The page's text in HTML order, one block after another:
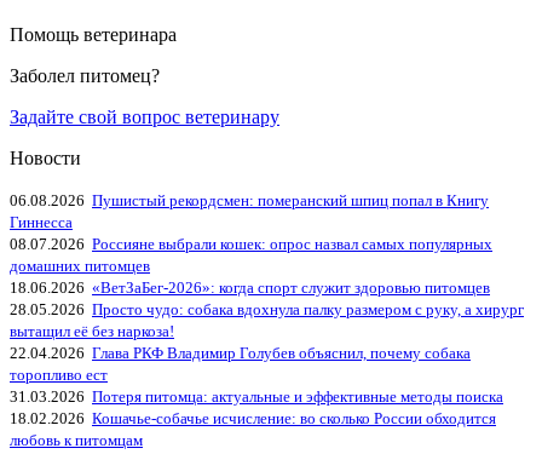
Помощь ветеринара
Заболел питомец?
Задайте свой вопрос ветеринару
Новости
06.08.2026 Пушистый рекордсмен: померанский шпиц попал в Книгу
Гиннесса
08.07.2026 Россияне выбрали кошек: опрос назвал самых популярных
домашних питомцев
18.06.2026 «ВетЗаБег‑2026»: когда спорт служит здоровью питомцев
28.05.2026 Просто чудо: собака вдохнула палку размером с руку, а хирург
вытащил её без наркоза!
22.04.2026 Глава РКФ Владимир Голубев объяснил, почему собака
торопливо ест
31.03.2026 Потеря питомца: актуальные и эффективные методы поиска
18.02.2026 Кошачье-собачье исчисление: во сколько России обходится
любовь к питомцам